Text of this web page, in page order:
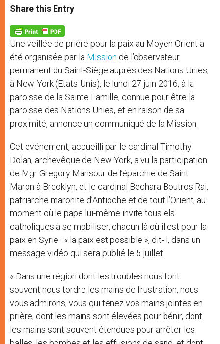
t
s
p
p
s
e
g
e
r
e
b
o
k
Share this Entry
Une veillée de prière pour la paix au Moyen Orient a
été organisée par la Mission de l’observateur
permanent du Saint-Siège auprès des Nations Unies,
à New-York (Etats-Unis), le lundi 27 juin 2016, à la
paroisse de la Sainte Famille, connue pour être la
paroisse des Nations Unies, et en raison de sa
proximité, annonce un communiqué de la Mission.
Cet événement, accueilli par le cardinal Timothy
Dolan, archevêque de New York, a vu la participation
de Mgr Gregory Mansour de l’éparchie de Saint
Maron à Brooklyn, et le cardinal Béchara Boutros Rai,
patriarche maronite d’Antioche et de tout l’Orient, au
moment où le pape lui-même invite tous els
catholiques à se mobiliser, chacun là où il est pour la
paix en Syrie : « la paix est possible », dit-il, dans un
message vidéo qui sera publié le 5 juillet.
« Dans une région dont les troubles nous font
souvent nous tordre les mains de frustration, nous
vous admirons, vous qui tenez vos mains jointes en
prière, dont les mains sont élevées pour bénir, dont
les mains sont souvent étendues pour arrêter les